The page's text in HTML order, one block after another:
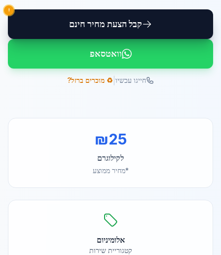
קבל הצעת מחיר חינם
!
וואטסאפ
חייגו עכשיו ♻️ מוכרים ברזל?
₪25
לקילוגרם
*מחיר ממוצע
אלומיניום
קטגוריית שירות